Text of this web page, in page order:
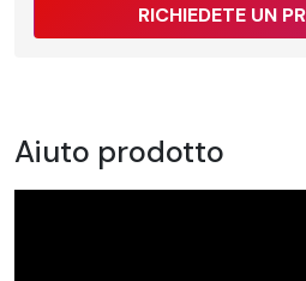
RICHIEDETE UN
Aiuto prodotto